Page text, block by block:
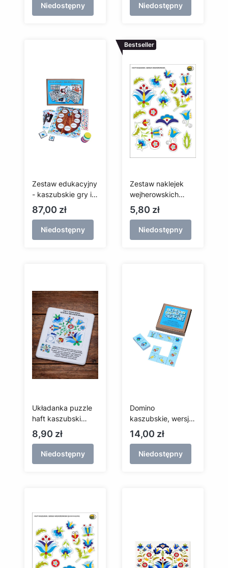
Niedostępny Niedostępny
Zestaw edukacyjny
- kaszubskie gry i
zabawy
Cena
87,00 zł
Niedostępny
Bestseller
Zestaw naklejek
wejherowskich
(białe tło)
Cena
5,80 zł
Niedostępny
Układanka puzzle
haft kaszubski
(szkoła
wejherowska)
Cena
8,90 zł
Niedostępny
Domino
kaszubskie, wersja
podstawowa
Cena
14,00 zł
Niedostępny